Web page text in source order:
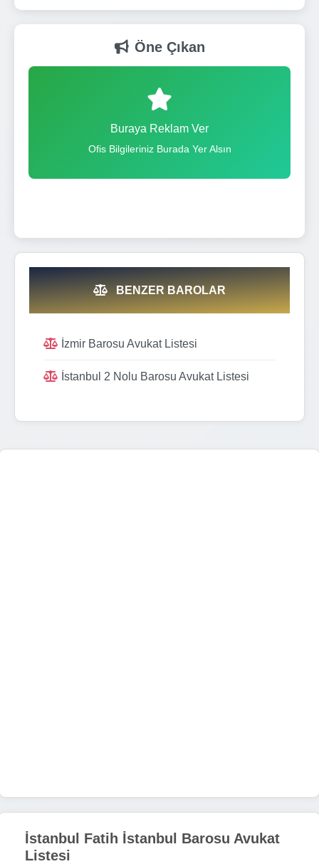
Öne Çıkan
Buraya Reklam Ver
Ofis Bilgileriniz Burada Yer Alsın
BENZER BAROLAR
İzmir Barosu Avukat Listesi
İstanbul 2 Nolu Barosu Avukat Listesi
İstanbul Fatih İstanbul Barosu Avukat
Listesi